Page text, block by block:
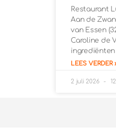
Restaurant
Aan de
van Essen
Caroline de
ingrediënten
LEES VERDER
2 juli 2026